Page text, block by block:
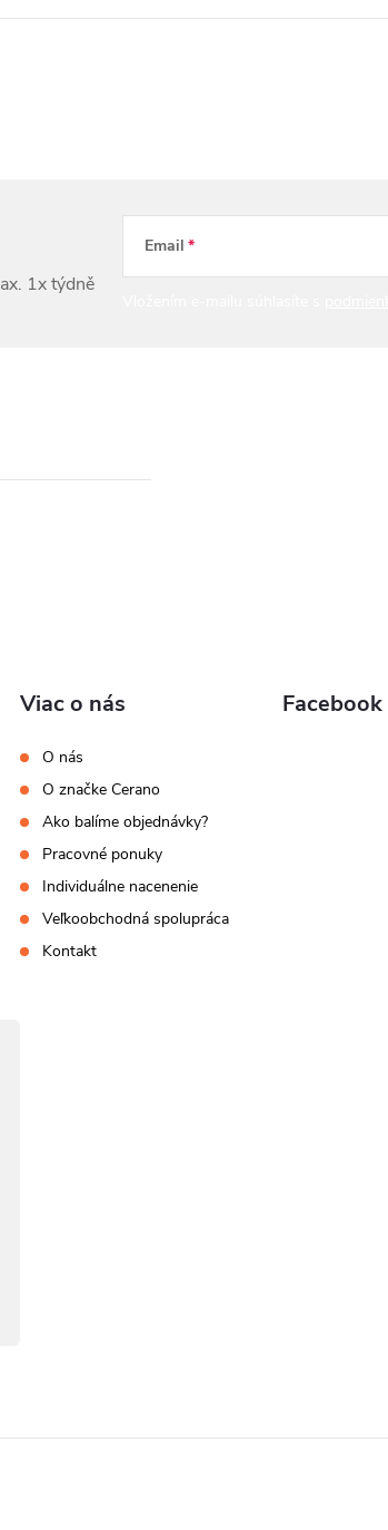
Email
Viac o nás
O nás
O značke Cerano
Ako balíme objednávky?
Pracovné ponuky
Individuálne nacenenie
Veľkoobchodná spolupráca
Kontakt
Facebook